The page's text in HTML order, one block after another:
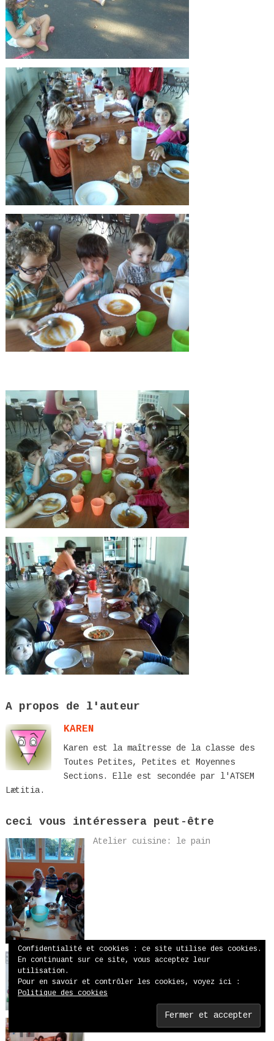
A propos de l'auteur
KAREN
Karen est la maîtresse de la classe des
Toutes Petites, Petites et Moyennes
Sections. Elle est secondée par l'ATSEM
Lætitia.
ceci vous intéressera peut-être
Atelier cuisine: le pain
Chantons ensemble!!!
Ateliers cirque avec Sandrine
Confidentialité et cookies : ce site utilise des cookies.
En continuant sur ce site, vous acceptez leur
utilisation.
Pour en savoir et contrôler les cookies, voyez ici :
Politique des cookies